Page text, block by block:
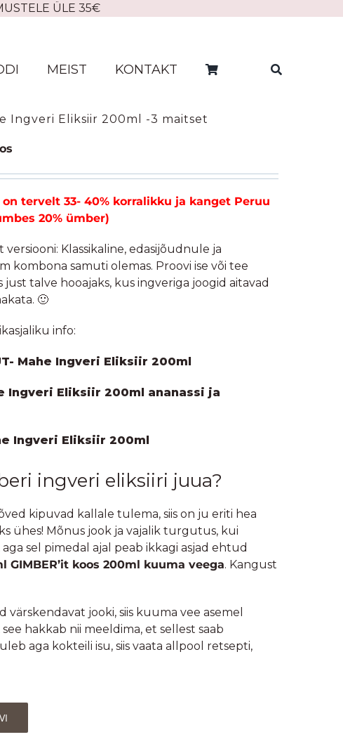
ÜLE 35€
MEIST KONTAKT
Ingveri Eliksiir 200ml -3 maitset
tervelt 33- 40% korralikku ja kanget Peruu
20% ümber)
Klassikaline, edasijõudnule ja
kombona samuti olemas. Proovi ise või tee
talve hooajaks, kus ingveriga joogid aitavad
🙂
info:
Mahe Ingveri Eliksiir 200ml
Ingveri Eliksiir 200ml ananassi ja
Ingveri Eliksiir 200ml
ingveri eliksiiri juua?
kipuvad kallale tulema, siis on ju eriti hea
ühes! Mõnus jook ja vajalik turgutus, kui
sel pimedal ajal peab ikkagi asjad ehtud
GIMBER’it koos 200ml kuuma veega. Kangust
värskendavat jooki, siis kuuma vee asemel
see hakkab nii meeldima, et sellest saab
aga kokteili isu, siis vaata allpool retsepti,